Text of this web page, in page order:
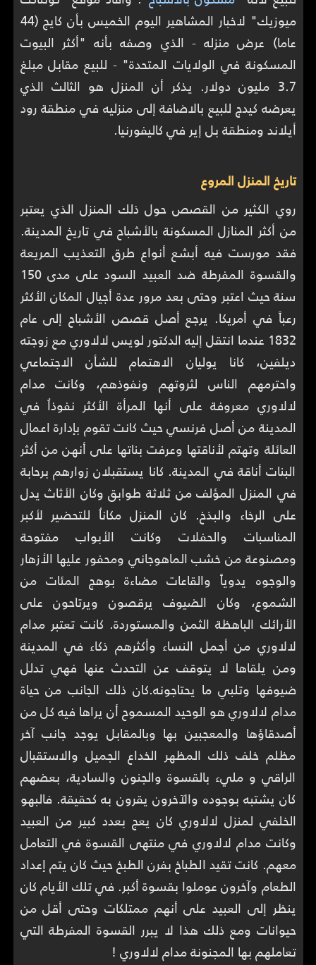
ميوزيك" لاخبار المشاهير اليوم الخميس بأن كايج (44
عاما) عرض منزله - الذي وصفه بأنه "أكثر البيوت
المسكونة في الولايات المتحدة" - للبيع مقابل مبلغ
3.7 مليون دولار. يذكر أن المنزل هو الثالث الذي
يعرضه كيدج للبيع بالاضافة إلى منزليه في منطقة رود
أيلاند ومنطقة بل إير في كاليفورنيا.
تاريخ المنزل المروع
روي الكثير من القصص حول ذلك المنزل الذي يعتبر
من أكثر المنازل المسكونة بالأشباح في تاريخ المدينة.
فقد مورست فيه أبشع أنواع طرق التعذيب المريعة
والقسوة المفرطة ضد العبيد السود على مدى 150
سنة حيث اعتبر وحتى بعد مرور عدة أجيال المكان الأكثر
رعباً في أمريكا. يرجع أصل قصص الأشباح إلى عام
1832 عندما انتقل إليه الدكتور لويس لالاوري مع زوجته
ديلفين، كانا يوليان الاهتمام للشأن الاجتماعي
واحترمهم الناس لثروتهم ونفوذهم، وكانت مدام
لالاوري معروفة على أنها المرأة الأكثر نفوذاُ في
المدينة من أصل فرنسي حيث كانت تقوم بإدارة اعمال
العائلة وتهتم لأناقتها وعرفت بناتها على أنهن من أكثر
البنات أناقة في المدينة. كانا يستقبلان زوارهم برحابة
في المنزل المؤلف من ثلاثة طوابق وكان الأثاث يدل
على الرخاء والبذخ. كان المنزل مكاناُ للتحضير لأكبر
المناسبات والحفلات وكانت الأبواب مفتوحة
ومصنوعة من خشب الماهوجاني ومحفور عليها الأزهار
والوجوه يدوياً والقاعات مضاءة بوهج المئات من
الشموع، وكان الضيوف يرقصون ويرتاحون على
الأرائك الباهظة الثمن والمستوردة. كانت تعتبر مدام
لالاوري من أجمل النساء وأكثرهم ذكاء في المدينة
ومن يلقاها لا يتوقف عن التحدث عنها فهي تدلل
ضيوفها وتلبي ما يحتاجونه.كان ذلك الجانب من حياة
مدام لالاوري هو الوحيد المسموح أن يراها فيه كل من
أصدقاؤها والمعجبين بها وبالمقابل يوجد جانب آخر
مظلم خلف ذلك المظهر الخداع الجميل والاستقبال
الراقي و مليء بالقسوة والجنون والسادية، بعضهم
كان يشتبه بوجوده والآخرون يقرون به كحقيقة. فالبهو
الخلفي لمنزل لالاوري كان يعج بعدد كبير من العبيد
وكانت مدام لالاوري في منتهى القسوة في التعامل
معهم. كانت تقيد الطباخ بفرن الطبخ حيث كان يتم إعداد
الطعام وآخرون عوملوا بقسوة أكبر. في تلك الأيام كان
ينظر إلى العبيد على أنهم ممتلكات وحتى أقل من
حيوانات ومع ذلك هذا لا يبرر القسوة المفرطة التي
تعاملهم بها المجنونة مدام لالاوري !